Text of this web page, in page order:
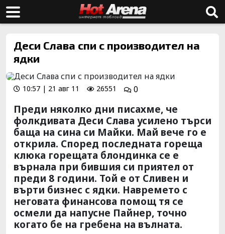
Деси Слава спи с производител на
ядки
10:57 | 21 авг 11 26551 0
Преди няколко дни писахме, че
фолкдивата Деси Слава усилено търси
баща на сина си Майки. Май вече го е
открила. Според последната гореща
клюка горещата блондинка се е
върнала при бившия си приятел от
преди 8 години. Той е от Сливен и
върти бизнес с ядки. Навремето с
неговата финансова помощ тя се
осмели да напусне Пайнер, точно
когато бе на гребена на вълната.